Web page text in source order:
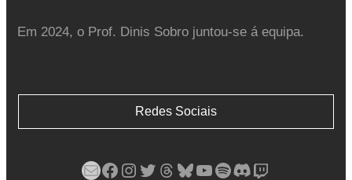
Em 2024, o Prof. Dinis Sobro juntou-se á equipa.
Redes Sociais
Mail Facebook Instagram Twitter Threads Bluesky YouTube Spotify Discord Twitch